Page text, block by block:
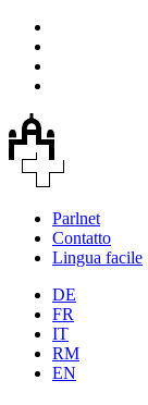
Parlnet
Contatto
Lingua facile
DE
FR
IT
RM
EN